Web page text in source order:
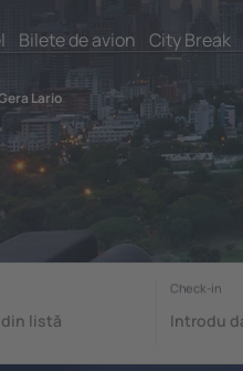
Bilete de avion City Break
Lario